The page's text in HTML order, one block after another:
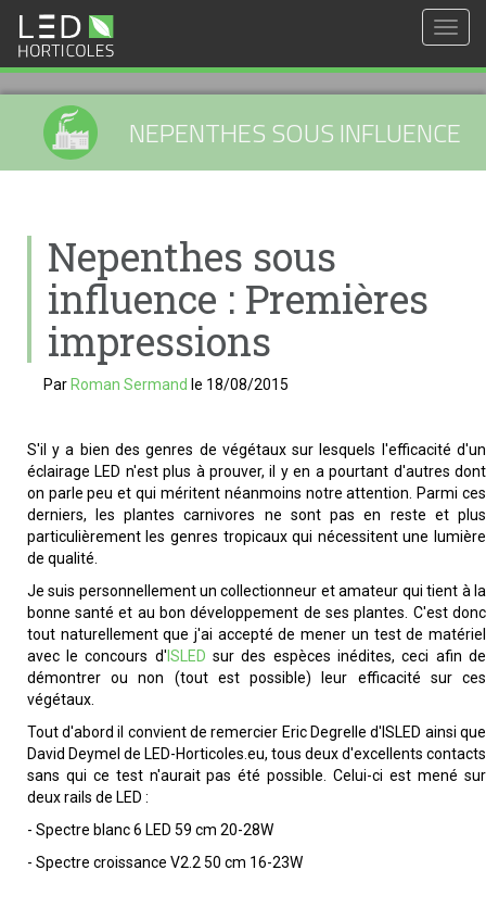
NEPENTHES SOUS INFLUENCE
Nepenthes sous
influence : Premières
impressions
ParRoman Sermand le 18/08/2015
S'il y a bien des genres de végétaux sur lesquels l'efficacité d'un
éclairage LED n'est plus à prouver, il y en a pourtant d'autres dont
on parle peu et qui méritent néanmoins notre attention. Parmi ces
derniers, les plantes carnivores ne sont pas en reste et plus
particulièrement les genres tropicaux qui nécessitent une lumière
de qualité.
Je suis personnellement un collectionneur et amateur qui tient à la
bonne santé et au bon développement de ses plantes. C'est donc
tout naturellement que j'ai accepté de mener un test de matériel
avec le concours d'ISLEDsur des espèces inédites, ceci afin de
démontrer ou non (tout est possible) leur efficacité sur ces
végétaux.
Tout d'abord il convient de remercier Eric Degrelle d'ISLED ainsi que
David Deymel de LED-Horticoles.eu, tous deux d'excellents contacts
sans qui ce test n'aurait pas été possible. Celui-ci est mené sur
deux rails de LED :
- Spectre blanc 6 LED 59 cm 20-28W
- Spectre croissance V2.2 50 cm 16-23W